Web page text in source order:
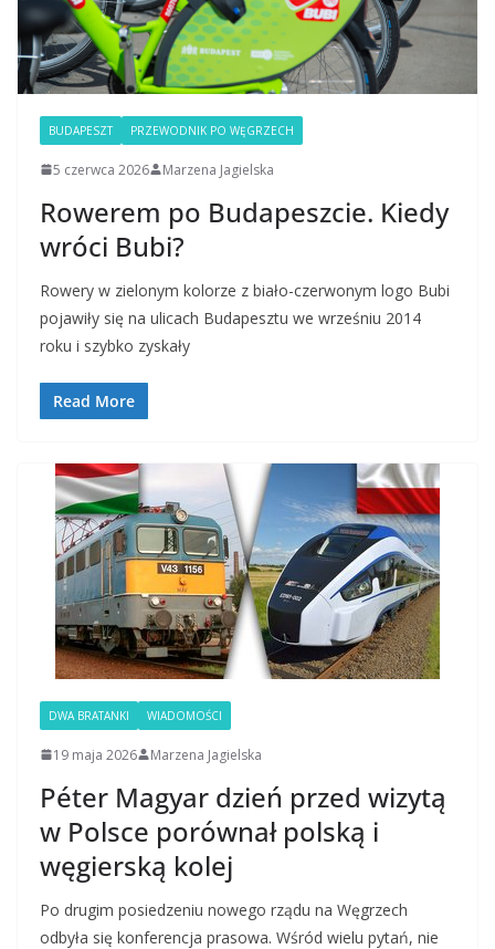
BUDAPESZT PRZEWODNIK PO WĘGRZECH
5 czerwca 2026 Marzena Jagielska
Rowerem po Budapeszcie. Kiedy
wróci Bubi?
Rowery w zielonym kolorze z biało-czerwonym logo Bubi
pojawiły się na ulicach Budapesztu we wrześniu 2014
roku i szybko zyskały
Read More
DWA BRATANKI WIADOMOŚCI
19 maja 2026 Marzena Jagielska
Péter Magyar dzień przed wizytą
w Polsce porównał polską i
węgierską kolej
Po drugim posiedzeniu nowego rządu na Węgrzech
odbyła się konferencja prasowa. Wśród wielu pytań, nie